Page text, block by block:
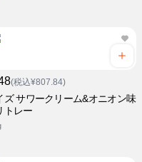
(税込¥807.84)
ズ サワークリーム&オニオン味
トレー